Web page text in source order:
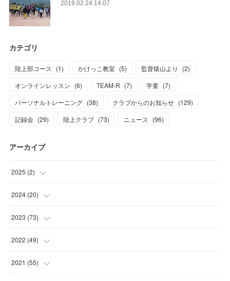
2019.02.24 14:07
カテゴリ
陸上部コース (1) かけっこ教室 (5) 監督猿山より (2)
オンラインレッスン (6) TEAM-R (7) 学童 (7)
パーソナルトレーニング (38) クラブからのお知らせ (129)
記録会 (29) 陸上クラブ (73) ニュース (96)
アーカイブ
2025 (2)
(1
(1
2024 (20)
(1
(2
(1
2023 (73)
(5
(7
2022 (49)
(2
2021 (55)